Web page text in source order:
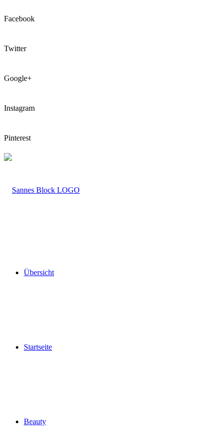
Facebook
Twitter
Google+
Instagram
Pinterest
LOGO
Übersicht
Startseite
Beauty